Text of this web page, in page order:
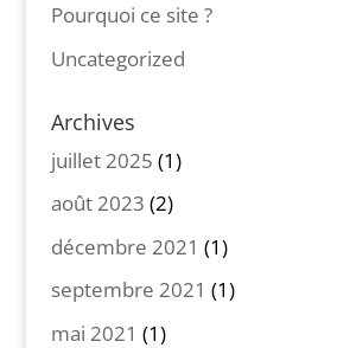
Pourquoi ce site ?
Uncategorized
Archives
juillet 2025 (1)
août 2023 (2)
décembre 2021 (1)
septembre 2021 (1)
mai 2021 (1)